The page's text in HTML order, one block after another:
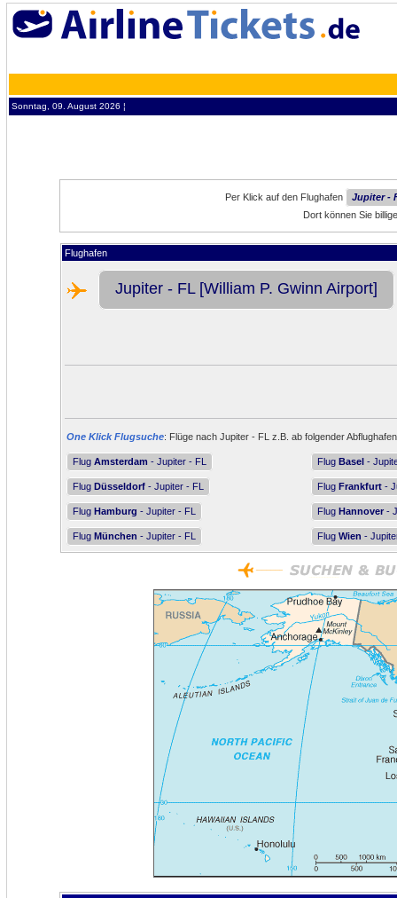
Sonntag, 09. August 2026 ¦
Per Klick auf den Flughafen
Jupiter -
Dort können Sie
Flughafen
Jupiter - FL [William P. Gwinn Airport]
One Klick Flugsuche: Flüge nach Jupiter - FL z.B. ab folgender
Flug Amsterdam - Jupiter - FL Flug Basel -
Flug Düsseldorf - Jupiter - FL Flug Frankfurt -
Flug Hamburg - Jupiter - FL Flug Hannover -
Flug München - Jupiter - FL Flug Wien -